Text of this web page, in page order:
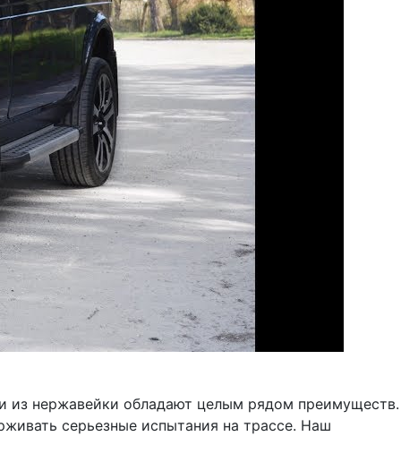
из нержавейки обладают целым рядом преимуществ.
серьезные испытания на трассе. Наш